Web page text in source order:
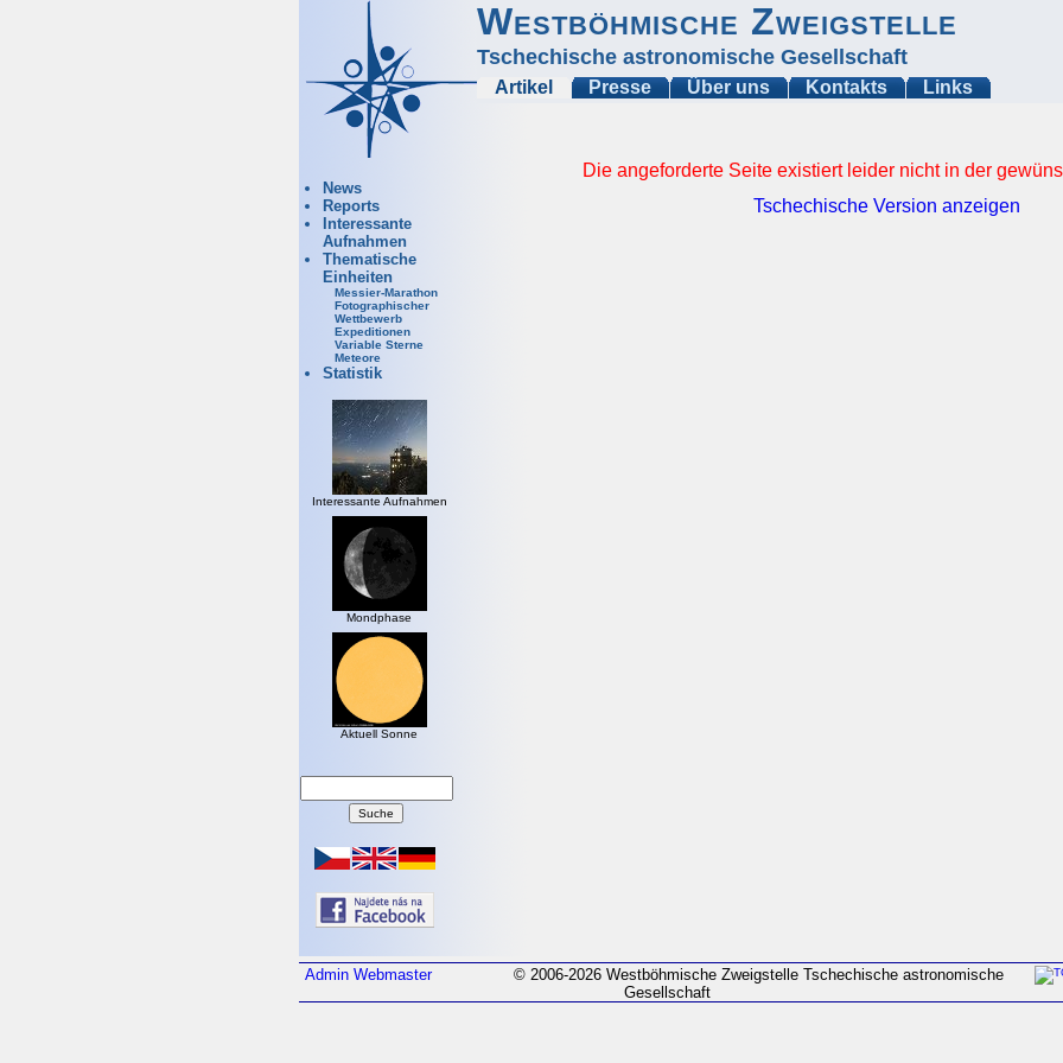
Westböhmische Zweigstelle
Tschechische astronomische Gesellschaft
Artikel Presse Über uns Kontakts Links
News
Reports
Interessante
Aufnahmen
Thematische
Einheiten
Messier-Marathon
Fotographischer
Wettbewerb
Expeditionen
Variable Sterne
Meteore
Statistik
Interessante Aufnahmen
Mondphase
Aktuell Sonne
Die angeforderte Seite existiert leider nicht in der
Tschechische Version anzeigen
Admin Webmaster
© 2006-2026 Westböhmische Zweigstelle Tschechische astronomische
Gesellschaft